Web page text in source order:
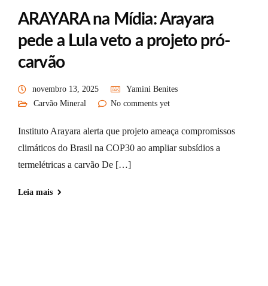
ARAYARA na Mídia: Arayara
pede a Lula veto a projeto pró-
carvão
novembro 13, 2025
Yamini Benites
Carvão Mineral
No comments yet
Instituto Arayara alerta que projeto ameaça compromissos
climáticos do Brasil na COP30 ao ampliar subsídios a
termelétricas a carvão De […]
Leia mais